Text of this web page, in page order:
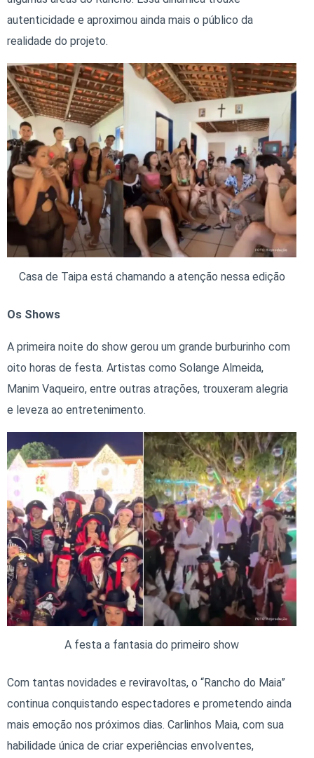
autenticidade e aproximou ainda mais o público da
realidade do projeto.
Casa de Taipa está chamando a atenção nessa edição
Os Shows
A primeira noite do show gerou um grande burburinho com
oito horas de festa. Artistas como Solange Almeida,
Manim Vaqueiro, entre outras atrações, trouxeram alegria
e leveza ao entretenimento.
A festa a fantasia do primeiro show
Com tantas novidades e reviravoltas, o “Rancho do Maia”
continua conquistando espectadores e prometendo ainda
mais emoção nos próximos dias. Carlinhos Maia, com sua
habilidade única de criar experiências envolventes,